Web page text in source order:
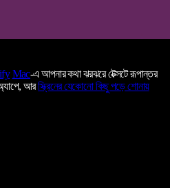
Mac-এ আপনার কথা ঝরঝরে টেক্সটে রূপান্তর
আরস্ক্রিনের যেকোনো কিছু পড়ে শোনায়